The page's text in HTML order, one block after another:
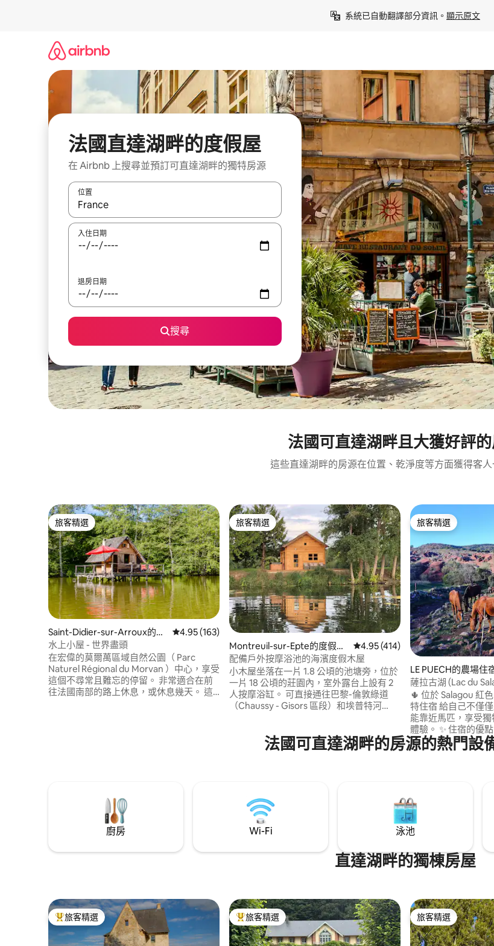
系統已自動翻譯部分資訊。 顯示原文
法國直達湖畔的度假屋
在 Airbnb 上搜尋並預訂可直達湖畔的獨特房源
位置
如有搜尋結果，瀏覽內容時請使用上下箭頭，或輕點、滑動裝置。
入住日期
退房日期
搜尋
法國可直達湖畔且大獲好評
這些直達湖畔的房源在位置、乾淨度等方面獲得客人
旅客精選
旅客精選
Saint-Didier-sur-Arroux的樹
屋
從 163 則評價中獲得 4.95 的平均評分（滿分 5 分）
4.95 (163)
水上小屋 - 世界盡頭
在宏偉的莫爾萬區域自然公園（ Parc
Naturel Régional du Morvan ）中心，享受
這個不尋常且難忘的停留。 非常適合在前
往法國南部的路上休息，或休息幾天。 這
配有小型室外浴室。 房價包含豐盛的雙人
早餐，並會在您選擇的時間送到岸邊 您可
以訂購使用該地區產品製作的晚餐，每人
20 歐元（不包括葡萄酒）。 您可以在湖中
類，在烤肉上油炸，或只是數數池塘周圍
疑是追求真實性的精神。 該地區的活動：
鄉村徒步旅行和山地自行車 奧圖恩歷史城
市 千佛寺，歐洲最大的佛教冥想中心。 45
分鐘車程： 特級酒莊之路
旅客精選
旅客精選
Montreuil-sur-Epte的度假小
木屋
從 414 則評價中獲得 4.95 的平均
4.95 (414)
配備戶外按摩浴池的海濱度假木屋
小木屋坐落在一片 1.8 公頃的池塘旁，位於
一片 18 公頃的莊園內，室外露台上設有 2
人按摩浴缸。 可直接通往巴黎-倫敦綠道
（Chaussy - Gisors 區段）和埃普特河
位於瓦勒德瓦斯（Val d'Oise），距離馬尼
昂韋克桑（Magny en Vexin）（A15 高速
20 分鐘。
旅客精選
旅客精選
LE PUECH的農場住
薩拉古湖 (Lac du
摩浴缸
🌵 位於 Salagou 紅
特住宿 給自己不僅
能靠近馬匹，享受
體驗。 ✨ 住宿的優點： ♨️ 私人室外加熱北
歐浴池 🐎 驢馬的絕
居，絕對安靜 🥐 包含早餐 可選
法國可直達湖畔的房源的熱門設
廚房 Wi-Fi 泳池
直達湖畔的獨棟房屋
旅客精選榜首
旅客精選 旅客精選榜首
旅客精選 旅客精選
旅客精選